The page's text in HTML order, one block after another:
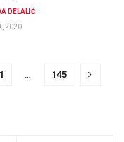
DELALIĆ
2020
… 145